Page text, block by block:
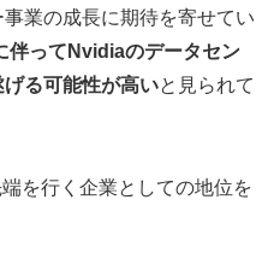
業の成長に期待を寄せてい
伴ってNvidiaのデータセン
る可能性が高いと見られて
を行く企業としての地位を